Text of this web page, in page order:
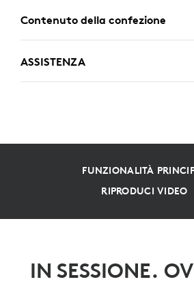
Contenuto della confezione
ASSISTENZA
FUNZIONALITÀ
RIPRODUCI VIDEO
IN SESSIONE.